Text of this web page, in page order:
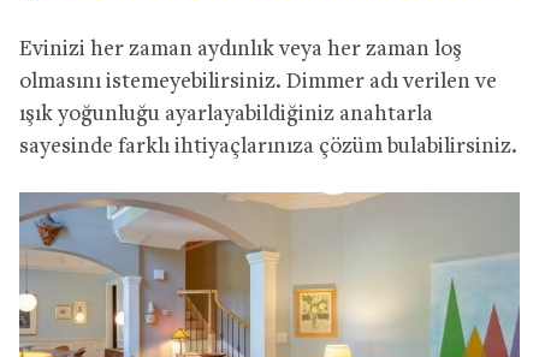
Evinizi her zaman aydınlık veya her zaman loş
olmasını istemeyebilirsiniz. Dimmer adı verilen ve
ışık yoğunluğu ayarlayabildiğiniz anahtarla
sayesinde farklı ihtiyaçlarınıza çözüm bulabilirsiniz.